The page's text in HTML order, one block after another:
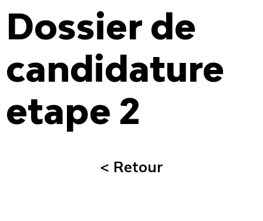
Dossier de
candidature
etape 2
< Retour